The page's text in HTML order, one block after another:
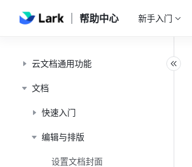
帮助中心 新手入门
云文档通用功能
文档
快速入门
编辑与排版
设置文档封面